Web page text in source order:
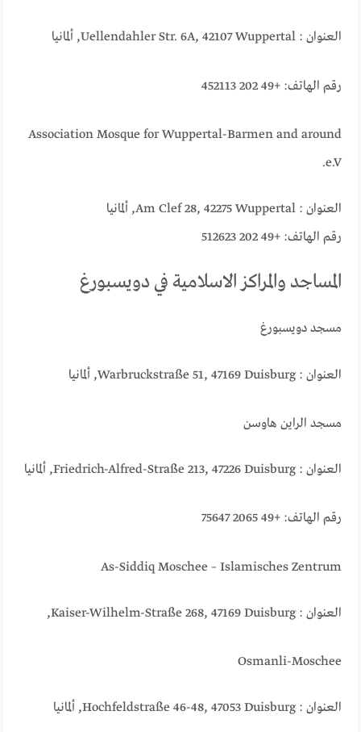
العنوان : Uellendahler Str. 6A, 42107 Wuppertal, ألمانيا
رقم الهاتف: +49 202 452113
Association Mosque for Wuppertal-Barmen and around
e.V.
العنوان : Am Clef 28, 42275 Wuppertal, ألمانيا
رقم الهاتف: +49 202 512623
المساجد والمراكز الاسلامية في دويسبورغ
مسجد دويسبورغ
العنوان : Warbruckstraße 51, 47169 Duisburg, ألمانيا
مسجد الراين هاوسن
العنوان : Friedrich-Alfred-Straße 213, 47226 Duisburg, ألمانيا
رقم الهاتف: +49 2065 75647
As-Siddiq Moschee – Islamisches Zentrum
العنوان : Kaiser-Wilhelm-Straße 268, 47169 Duisburg,
Osmanli-Moschee
العنوان : Hochfeldstraße 46-48, 47053 Duisburg, ألمانيا